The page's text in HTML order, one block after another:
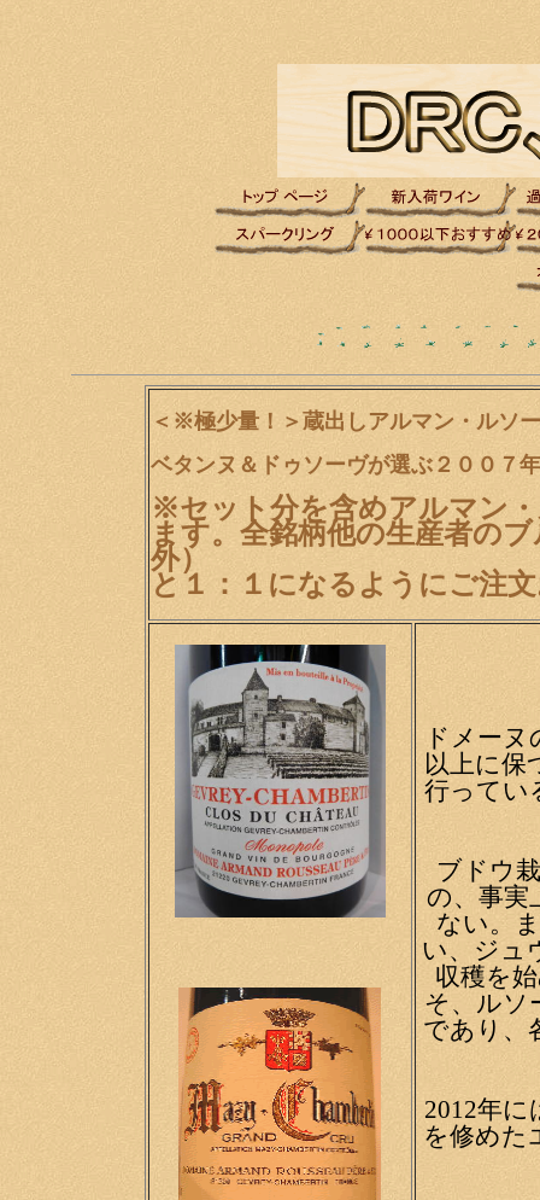
＜※極少量！＞蔵出しアルマン・ルソー
ベタンヌ＆ドゥソーヴが選ぶ２００７
※セット分を含めアルマン
ます。全銘柄他の生産者の
外）
と１：１になるようにご注
ドメー
以上に保
行ってい
ブドウ
の、事実
ない。
い、ジュ
収穫を
そ、ルソ
であり、
2012年
を修めた